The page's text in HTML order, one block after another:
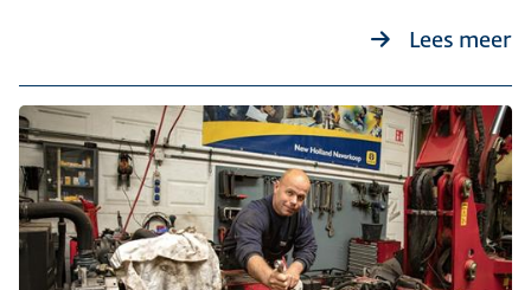
Lees meer